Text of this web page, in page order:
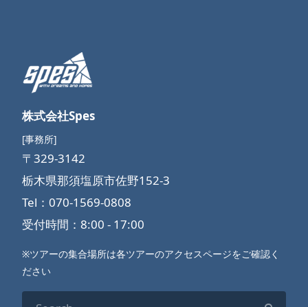
株式会社Spes
[事務所]
〒329-3142
栃木県那須塩原市佐野152-3
Tel：070-1569-0808
受付時間：8:00 - 17:00
※ツアーの集合場所は各ツアーのアクセスページをご確認く
ださい